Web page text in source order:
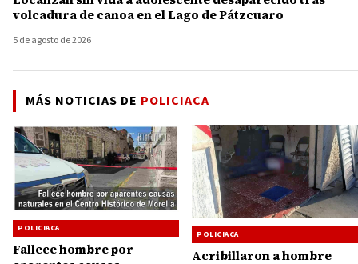
volcadura de canoa en el Lago de Pátzcuaro
5 de agosto de 2026
MÁS NOTICIAS DE POLICIACA
POLICIACA
Fallece hombre por
POLICIACA
Acribillaron a hombre